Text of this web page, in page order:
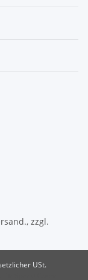
zzgl.
USt.